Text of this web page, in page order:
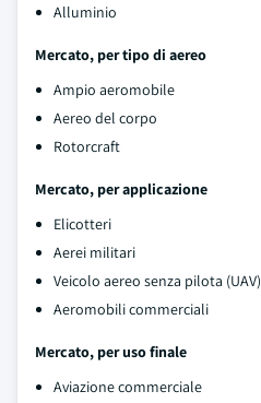
Alluminio
Mercato, per tipo di aereo
Ampio aeromobile
Aereo del corpo
Rotorcraft
Mercato, per applicazione
Elicotteri
Aerei militari
Veicolo aereo senza pilota (UAV)
Aeromobili commerciali
Mercato, per uso finale
Aviazione commerciale